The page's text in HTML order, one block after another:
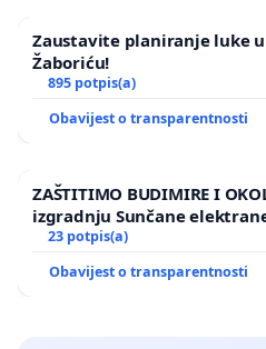
Zaustavite planiranje luke
Žaboriću!
895 potpis(a)
Obavijest o transparentnosti
ZAŠTITIMO BUDIMIRE I
izgradnju Sunčane
Ugljana
23 potpis(a)
Obavijest o transparentnosti